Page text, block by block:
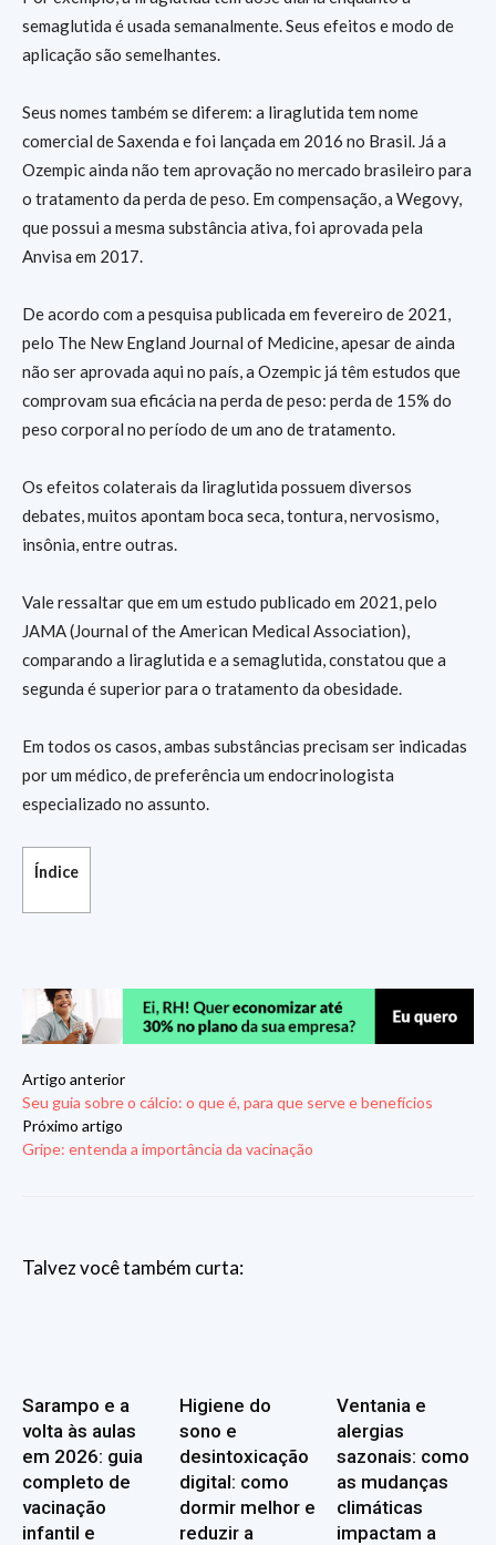
semaglutida é usada semanalmente. Seus efeitos e modo de
aplicação são semelhantes.
Seus nomes também se diferem: a liraglutida tem nome
comercial de Saxenda e foi lançada em 2016 no Brasil. Já a
Ozempic ainda não tem aprovação no mercado brasileiro para
o tratamento da perda de peso. Em compensação, a Wegovy,
que possui a mesma substância ativa, foi aprovada pela
Anvisa em 2017.
De acordo com a pesquisa publicada em fevereiro de 2021,
pelo The New England Journal of Medicine, apesar de ainda
não ser aprovada aqui no país, a Ozempic já têm estudos que
comprovam sua eficácia na perda de peso: perda de 15% do
peso corporal no período de um ano de tratamento.
Os efeitos colaterais da liraglutida possuem diversos
debates, muitos apontam boca seca, tontura, nervosismo,
insônia, entre outras.
Vale ressaltar que em um estudo publicado em 2021, pelo
JAMA (Journal of the American Medical Association),
comparando a liraglutida e a semaglutida, constatou que a
segunda é superior para o tratamento da obesidade.
Em todos os casos, ambas substâncias precisam ser indicadas
por um médico, de preferência um endocrinologista
especializado no assunto.
Índice
Artigo anterior
Seu guia sobre o cálcio: o que é, para que serve e benefícios
Próximo artigo
Gripe: entenda a importância da vacinação
Talvez você também curta:
Sarampo e a
volta às aulas
em 2026: guia
completo de
vacinação
infantil e
Higiene do
sono e
desintoxicação
digital: como
dormir melhor e
reduzir a
Ventania e
alergias
sazonais: como
as mudanças
climáticas
impactam a